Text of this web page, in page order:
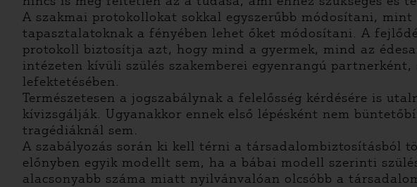
A szakmai protokollokat sokkal egyszerűbb módosítani,
tapasztalatoknak a fényében lehet őket módosítani. A
protokoll biztosítja azt, hogy mind a gyermek, mind az
intézeten kívüli szülés szakemberei egyenrangú
lefektetésében.
Természetesen a jogszabálynak a felelősség kérdésére is
kívizsgálják. Ugyanakkor ennek első lépésként nem
tragédiáknál sem.
A szabályozás során ki kell térni a társadalombiztosításból
előnyben egyik modellt sem, ha a bábai modell szerinti
alacsonyabb száma miatt nyilvánvalóan olcsóbb a